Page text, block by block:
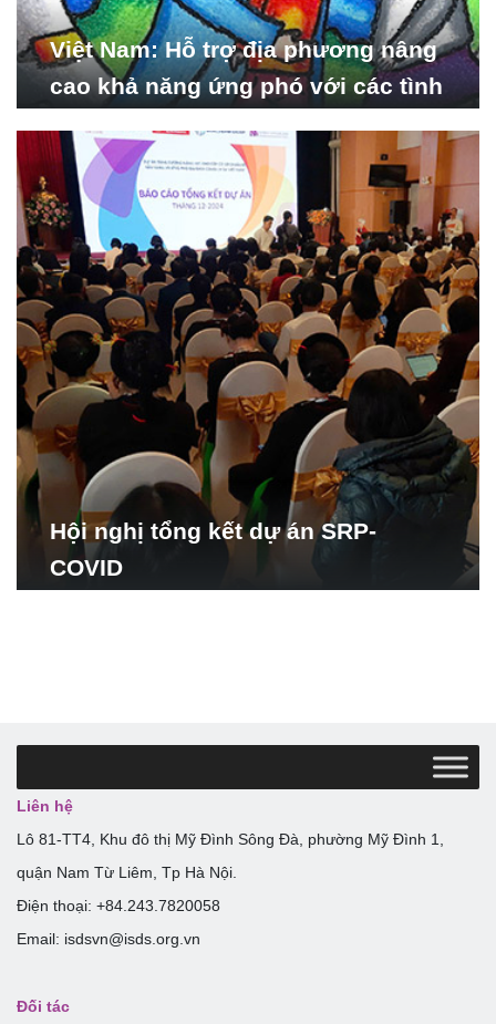
Việt Nam: Hỗ trợ địa phương nâng
cao khả năng ứng phó với các tình
Hội nghị tổng kết dự án SRP-
COVID
Liên hệ
Lô 81-TT4, Khu đô thị Mỹ Đình Sông Đà, phường Mỹ Đình 1,
quận Nam Từ Liêm, Tp Hà Nội.
Điện thoại: +84.243.7820058
Email: isdsvn@isds.org.vn
Đối tác